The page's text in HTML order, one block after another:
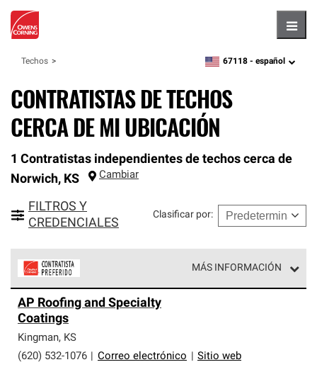
Techos zipcode,language
67118 - español
CONTRATISTAS DE TECHOS
CERCA DE MI UBICACIÓN
1 Contratistas independientes de techos cerca de
Norwich, KS Cambiar
FILTROS Y
CREDENCIALES
Clasificar por:
MÁS INFORMACIÓN
parte de una red exclusiva de profesionales de techos
que cumplen con altos estándares y requisitos estrictos
de profesionalismo y confiabilidad.
AP Roofing and Specialty
Coatings
Kingman, KS
(620) 532-1076
Correo electrónico Sitio web